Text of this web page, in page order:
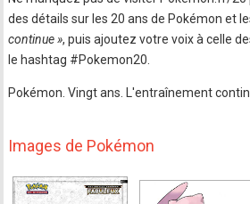
des détails sur les 20 ans de Pokémon et
continue », puis ajoutez votre voix à celle
le hashtag #Pokemon20.
Pokémon. Vingt ans. L'entraînement
Images de Pokémon